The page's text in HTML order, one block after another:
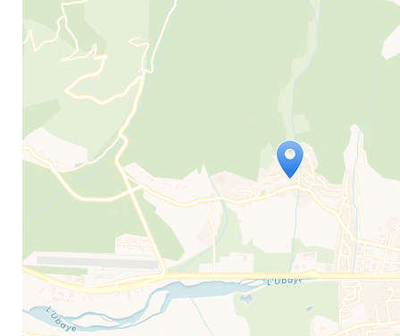
Travelers' Map is loading...
If you see this after your page is loaded
leafletJS files are missing.